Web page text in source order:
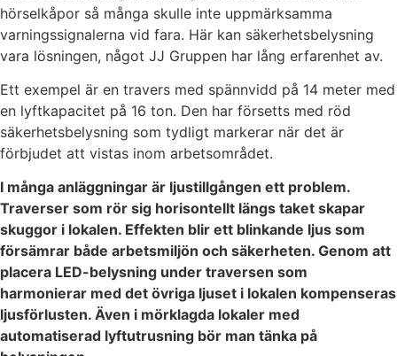
hörselkåpor så många skulle inte uppmärksamma
varningssignalerna vid fara. Här kan säkerhetsbelysning
vara lösningen, något JJ Gruppen har lång erfarenhet av.
Ett exempel är en travers med spännvidd på 14 meter med
en lyftkapacitet på 16 ton. Den har försetts med röd
säkerhetsbelysning som tydligt markerar när det är
förbjudet att vistas inom arbetsområdet.
I många anläggningar är ljustillgången ett problem.
Traverser som rör sig horisontellt längs taket skapar
skuggor i lokalen. Effekten blir ett blinkande ljus som
försämrar både arbetsmiljön och säkerheten. Genom att
placera LED-belysning under traversen som
harmonierar med det övriga ljuset i lokalen kompenseras
ljusförlusten. Även i mörklagda lokaler med
automatiserad lyftutrusning bör man tänka på